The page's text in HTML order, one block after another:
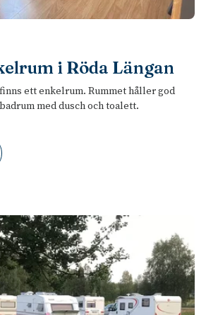
i Röda Längan
ett enkelrum. Rummet håller god
med dusch och toalett.